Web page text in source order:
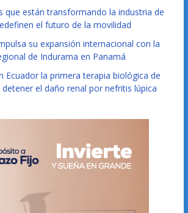
que están transformando la industria de
el futuro de la movilidad
su expansión internacional con la
de Indurama en Panamá
Ecuador la primera terapia biológica de
el daño renal por nefritis lúpica